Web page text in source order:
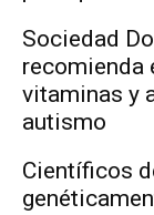
Sociedad
recomienda
vitaminas y
autismo
Científicos